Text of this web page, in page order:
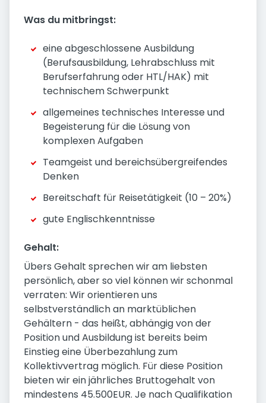
Was du mitbringst:
eine abgeschlossene Ausbildung
(Berufsausbildung, Lehrabschluss mit
Berufserfahrung oder HTL/HAK) mit
technischem Schwerpunkt
allgemeines technisches Interesse und
Begeisterung für die Lösung von
komplexen Aufgaben
Teamgeist und bereichsübergreifendes
Denken
Bereitschaft für Reisetätigkeit (10 – 20%)
gute Englischkenntnisse
Gehalt:
Übers Gehalt sprechen wir am liebsten
persönlich, aber so viel können wir schonmal
verraten: Wir orientieren uns
selbstverständlich an marktüblichen
Gehältern - das heißt, abhängig von der
Position und Ausbildung ist bereits beim
Einstieg eine Überbezahlung zum
Kollektivvertrag möglich. Für diese Position
bieten wir ein jährliches Bruttogehalt von
mindestens 45.500EUR. Je nach Qualifikation